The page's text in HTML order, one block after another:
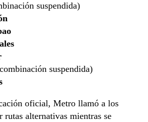
suspendida)
suspendida)
oficial, Metro llamó a los
rutas alternativas mientras se